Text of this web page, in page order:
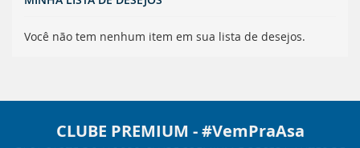
Você não tem nenhum item em sua lista de desejos.
CLUBE PREMIUM - #VemPraAsa